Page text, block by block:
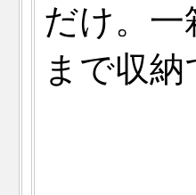
だけ。 一
まで収